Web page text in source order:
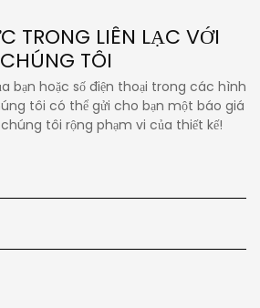
TRONG LIÊN LẠC VỚI
CHÚNG TÔI
bạn hoặc số điện thoại trong các hình
tôi có thể gửi cho bạn một báo giá
tôi rộng phạm vi của thiết kế!